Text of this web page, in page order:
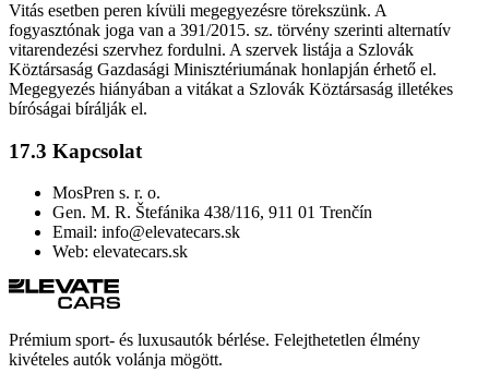
Vitás esetben peren kívüli megegyezésre törekszünk. A
fogyasztónak joga van a 391/2015. sz. törvény szerinti alternatív
vitarendezési szervhez fordulni. A szervek listája a Szlovák
Köztársaság Gazdasági Minisztériumának honlapján érhető el.
Megegyezés hiányában a vitákat a Szlovák Köztársaság illetékes
bíróságai bírálják el.
17.3 Kapcsolat
MosPren s. r. o.
Gen. M. R. Štefánika 438/116, 911 01 Trenčín
Email: info@elevatecars.sk
Web: elevatecars.sk
Prémium sport- és luxusautók bérlése. Felejthetetlen élmény
kivételes autók volánja mögött.